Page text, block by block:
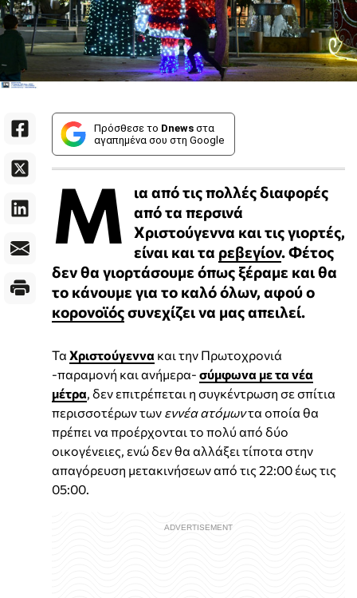
Πρόσθεσε το Dnews στα
αγαπημένα σου στη Google
Μ
ια από τις πολλές διαφορές
από τα περσινά
Χριστούγεννα και τις γιορτές,
είναι και τα ρεβεγίον. Φέτος
δεν θα γιορτάσουμε όπως ξέραμε και θα
το κάνουμε για το καλό όλων, αφού ο
κορονοϊόςσυνεχίζει να μας απειλεί.
Τα Χριστούγεννα και την Πρωτοχρονιά
-παραμονή και ανήμερα- σύμφωνα με τα νέα
μέτρα , δεν επιτρέπεται η συγκέντρωση σε σπίτια
περισσοτέρων των εννέα ατόμωντα οποία θα
πρέπει να προέρχονται το πολύ από δύο
οικογένειες, ενώ δεν θα αλλάξει τίποτα στην
απαγόρευση μετακινήσεων από τις 22:00 έως τις
05:00.